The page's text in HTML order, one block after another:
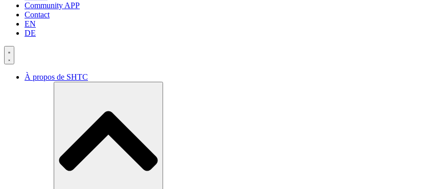
Community APP
Contact
EN
DE
À propos de SHTC